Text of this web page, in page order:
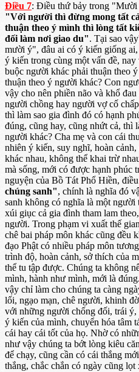
Điều 7: Điều thứ bảy trong
"Với người thì đừng mong tất
thuận theo ý mình thì lòng tất
đối làm nơi giao du". Tại sao
mười ý", đâu ai có ý kiến giống
ý kiến trong cùng một vấn đề,
buộc người khác phải thuận theo
thuận theo ý người khác? Con
vậy cho nên phiền não và khổ
người chồng hay người vợ cố
thì làm sao gia đình đó có hạnh
đúng, cũng hay, cũng nhứt cả, thì
người khác? Cha mẹ và con cái
nhiên ý kiến, suy nghĩ, hoàn
khác nhau, không thể khai trừ
mà sống, mới có được hạnh phúc
nguyện của Bồ Tát Phổ Hiền,
chúng sanh", chính là nghĩa đó
sanh không có nghĩa là một
xúi giục cả gia đình tham lam
người. Trong phạm vi xuất thế
chê bai pháp môn khác cũng đều
đạo Phật có nhiều pháp môn
trình độ, hoàn cảnh, sở thích của
thể tu tập được. Chúng ta không
mình, hành như mình, mới là
vậy chỉ làm cho chúng ta càng
lối, ngạo mạn, chê người, khinh
với những người chống đối, trái
ý kiến của mình, chuyển hóa tâm
cái hay cái tốt của họ. Nhờ có
như vậy chúng ta bớt lòng kiêu
để chạy, cũng cần có cái thắng
thắng, chắc chắn có ngày cũng